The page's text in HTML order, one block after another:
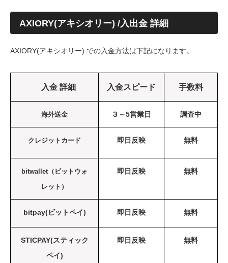
AXIORY(アキシオリー) /入出金 詳細
AXIORY(アキシオリー) での入金方法は下記になります。
入金 詳細 入金スピード 手数料
海外送金 ３～5営業日 調査中
クレジットカード 即日反映 無料
bitwallet（ビットウォ
レット）
即日反映 無料
bitpay(ビットペイ) 即日反映 無料
STICPAY(スティック
ペイ)
即日反映 無料